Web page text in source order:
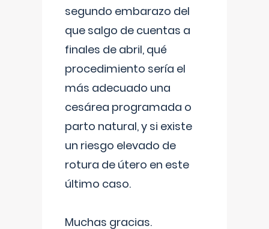
segundo embarazo del
que salgo de cuentas a
finales de abril, qué
procedimiento sería el
más adecuado una
cesárea programada o
parto natural, y si existe
un riesgo elevado de
rotura de útero en este
último caso.
Muchas gracias.